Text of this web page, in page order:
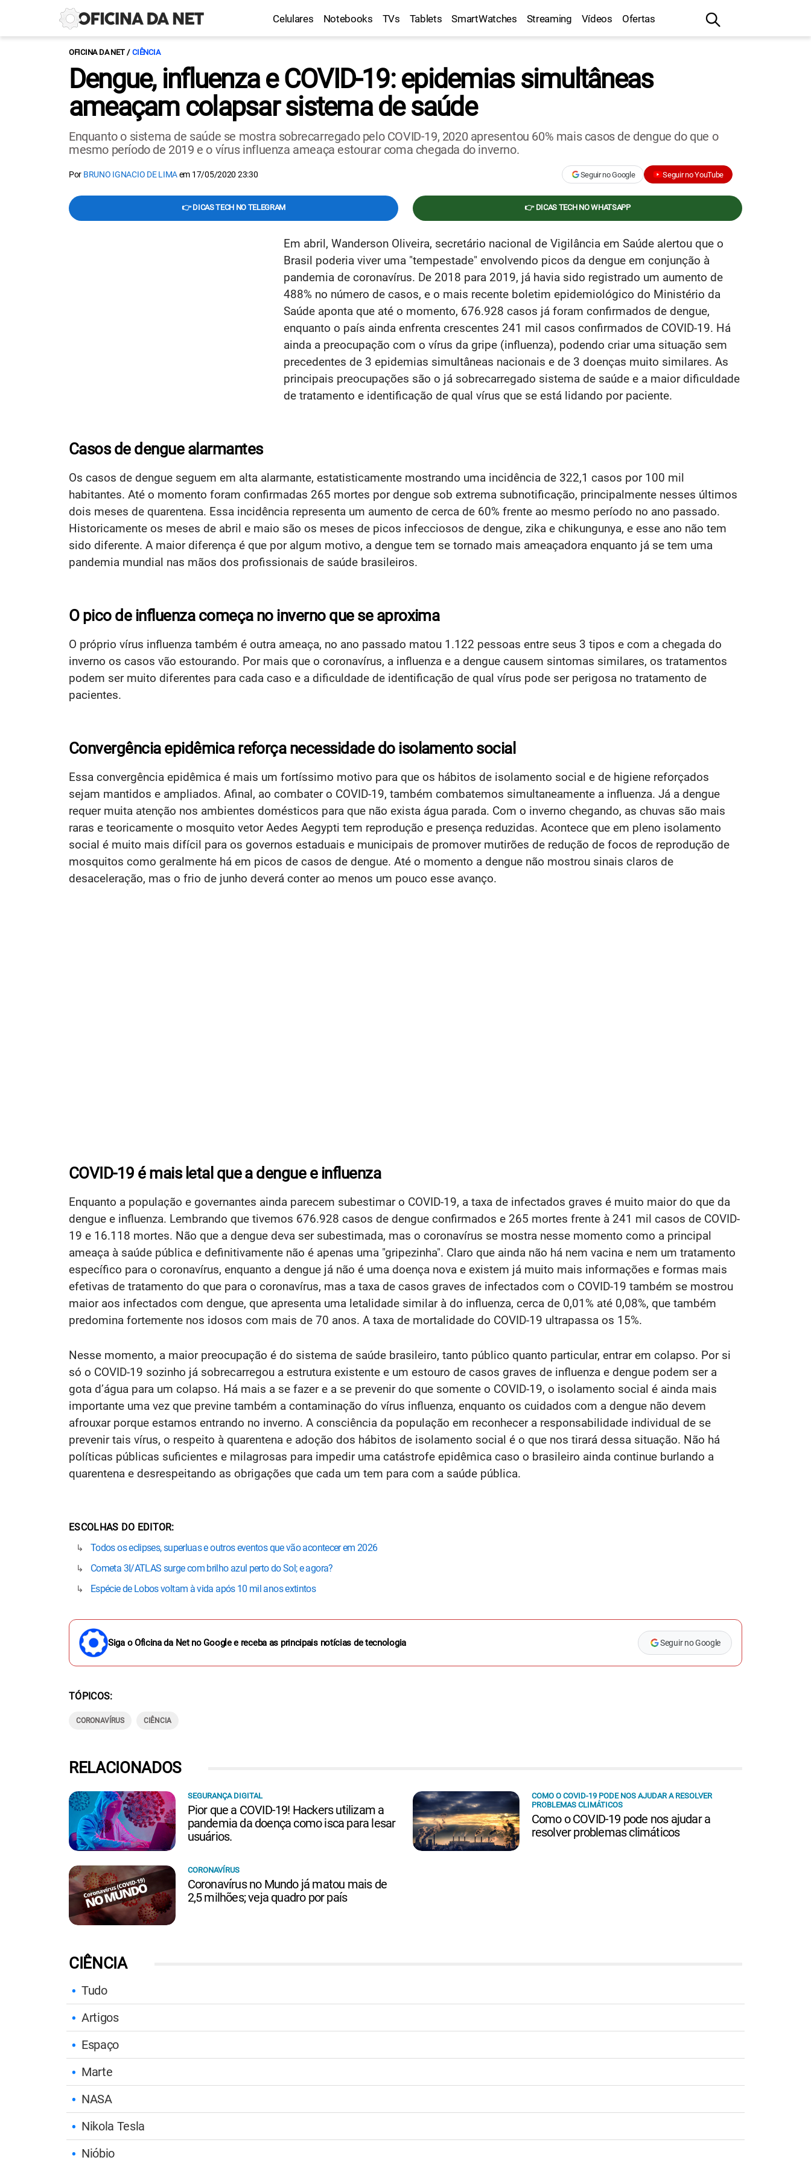
Celulares Notebooks TVs Tablets SmartWatches Streaming Vídeos Ofertas
OFICINA DA NET CIÊNCIA
Dengue, influenza e COVID-19: epidemias simultâneas
ameaçam colapsar sistema de saúde
Enquanto o sistema de saúde se mostra sobrecarregado pelo COVID-19, 2020 apresentou 60% mais casos de dengue do que o
mesmo período de 2019 e o vírus influenza ameaça estourar coma chegada do inverno.
Por BRUNO IGNACIO DE LIMAem 17/05/2020 23:30 Seguir no Google Seguir no YouTube
👉 DICAS TECH NO TELEGRAM 👉 DICAS TECH NO WHATSAPP
Em abril, Wanderson Oliveira, secretário nacional de Vigilância em Saúde alertou que o
Brasil poderia viver uma "tempestade" envolvendo picos da dengue em conjunção à
pandemia de coronavírus. De 2018 para 2019, já havia sido registrado um aumento de
488% no número de casos, e o mais recente boletim epidemiológico do Ministério da
Saúde aponta que até o momento, 676.928 casos já foram confirmados de dengue,
enquanto o país ainda enfrenta crescentes 241 mil casos confirmados de COVID-19. Há
ainda a preocupação com o vírus da gripe (influenza), podendo criar uma situação sem
precedentes de 3 epidemias simultâneas nacionais e de 3 doenças muito similares. As
principais preocupações são o já sobrecarregado sistema de saúde e a maior dificuldade
de tratamento e identificação de qual vírus que se está lidando por paciente.
Casos de dengue alarmantes
Os casos de dengue seguem em alta alarmante, estatisticamente mostrando uma incidência de 322,1 casos por 100 mil
habitantes. Até o momento foram confirmadas 265 mortes por dengue sob extrema subnotificação, principalmente nesses últimos
dois meses de quarentena. Essa incidência representa um aumento de cerca de 60% frente ao mesmo período no ano passado.
Historicamente os meses de abril e maio são os meses de picos infecciosos de dengue, zika e chikungunya, e esse ano não tem
sido diferente. A maior diferença é que por algum motivo, a dengue tem se tornado mais ameaçadora enquanto já se tem uma
pandemia mundial nas mãos dos profissionais de saúde brasileiros.
O pico de influenza começa no inverno que se aproxima
O próprio vírus influenza também é outra ameaça, no ano passado matou 1.122 pessoas entre seus 3 tipos e com a chegada do
inverno os casos vão estourando. Por mais que o coronavírus, a influenza e a dengue causem sintomas similares, os tratamentos
podem ser muito diferentes para cada caso e a dificuldade de identificação de qual vírus pode ser perigosa no tratamento de
pacientes.
Convergência epidêmica reforça necessidade do isolamento social
Essa convergência epidêmica é mais um fortíssimo motivo para que os hábitos de isolamento social e de higiene reforçados
sejam mantidos e ampliados. Afinal, ao combater o COVID-19, também combatemos simultaneamente a influenza. Já a dengue
requer muita atenção nos ambientes domésticos para que não exista água parada. Com o inverno chegando, as chuvas são mais
raras e teoricamente o mosquito vetor Aedes Aegypti tem reprodução e presença reduzidas. Acontece que em pleno isolamento
social é muito mais difícil para os governos estaduais e municipais de promover mutirões de redução de focos de reprodução de
mosquitos como geralmente há em picos de casos de dengue. Até o momento a dengue não mostrou sinais claros de
desaceleração, mas o frio de junho deverá conter ao menos um pouco esse avanço.
COVID-19 é mais letal que a dengue e influenza
Enquanto a população e governantes ainda parecem subestimar o COVID-19, a taxa de infectados graves é muito maior do que da
dengue e influenza. Lembrando que tivemos 676.928 casos de dengue confirmados e 265 mortes frente à 241 mil casos de COVID-
19 e 16.118 mortes. Não que a dengue deva ser subestimada, mas o coronavírus se mostra nesse momento como a principal
ameaça à saúde pública e definitivamente não é apenas uma "gripezinha". Claro que ainda não há nem vacina e nem um tratamento
específico para o coronavírus, enquanto a dengue já não é uma doença nova e existem já muito mais informações e formas mais
efetivas de tratamento do que para o coronavírus, mas a taxa de casos graves de infectados com o COVID-19 também se mostrou
maior aos infectados com dengue, que apresenta uma letalidade similar à do influenza, cerca de 0,01% até 0,08%, que também
predomina fortemente nos idosos com mais de 70 anos. A taxa de mortalidade do COVID-19 ultrapassa os 15%.
Nesse momento, a maior preocupação é do sistema de saúde brasileiro, tanto público quanto particular, entrar em colapso. Por si
só o COVID-19 sozinho já sobrecarregou a estrutura existente e um estouro de casos graves de influenza e dengue podem ser a
gota d’água para um colapso. Há mais a se fazer e a se prevenir do que somente o COVID-19, o isolamento social é ainda mais
importante uma vez que previne também a contaminação do vírus influenza, enquanto os cuidados com a dengue não devem
afrouxar porque estamos entrando no inverno. A consciência da população em reconhecer a responsabilidade individual de se
prevenir tais vírus, o respeito à quarentena e adoção dos hábitos de isolamento social é o que nos tirará dessa situação. Não há
políticas públicas suficientes e milagrosas para impedir uma catástrofe epidêmica caso o brasileiro ainda continue burlando a
quarentena e desrespeitando as obrigações que cada um tem para com a saúde pública.
ESCOLHAS DO EDITOR
Todos os eclipses, superluas e outros eventos que vão acontecer em 2026
Cometa 3I/ATLAS surge com brilho azul perto do Sol; e agora?
Espécie de Lobos voltam à vida após 10 mil anos extintos
Siga o Oficina da Net no Google e receba as principais notícias de tecnologia Seguir no Google
TÓPICOS
CORONAVÍRUS CIÊNCIA
CIÊNCIA
Tudo
Artigos
Espaço
Marte
NASA
Nikola Tesla
Nióbio
RELACIONADOS
SEGURANÇA DIGITAL
Pior que a COVID-19! Hackers utilizam a
pandemia da doença como isca para lesar
usuários.
COMO O COVID-19 PODE NOS AJUDAR A RESOLVER
PROBLEMAS CLIMÁTICOS
Como o COVID-19 pode nos ajudar a
resolver problemas climáticos
CORONAVÍRUS
Coronavírus no Mundo já matou mais de
2,5 milhões; veja quadro por país